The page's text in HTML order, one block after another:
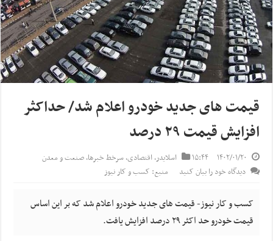
قیمت های جدید خودرو اعلام شد/ حداکثر
افزایش قیمت ۲۹ درصد
۱۴۰۲/۰۱/۲۰ ۱۵:۴۴ اسلایدر,اقتصادی,سرخط خبرها,صنعت و معدن
دیدگاه خود را بیان کنید
منبع: کسب و کار نیوز
کسب و کار نیوز- قیمت های جدید خودرو اعلام شد که بر این اساس
قیمت خودرو حد اکثر ۲۹ درصد افزایش یافت.